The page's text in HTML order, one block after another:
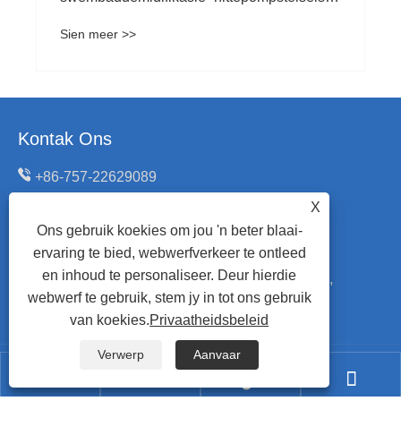
Sien meer >>
Kontak Ons
+86-757-22629089
cindy@bluewayhp.com
No.6, Zhanye Road, Honggang Industrial Area,
Daliang, Shunde, Foshan, Guangdong, China.
Kopiereg © 2024 Foshan Blueway Electric Appliances
Co., Ltd. Alle regte voorbehou.
Links|Sitemap|

X
Ons gebruik koekies om jou 'n beter blaai-
ervaring te bied, webwerfverkeer te ontleed
en inhoud te personaliseer. Deur hierdie
webwerf te gebruik, stem jy in tot ons gebruik
van koekies.Privaatheidsbeleid
Verwerp Aanvaar